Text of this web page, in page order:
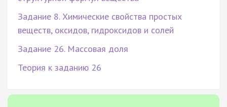
Задание 8. Химические свойства простых
веществ, оксидов, гидроксидов и солей
Задание 26. Массовая доля
Теория к заданию 26